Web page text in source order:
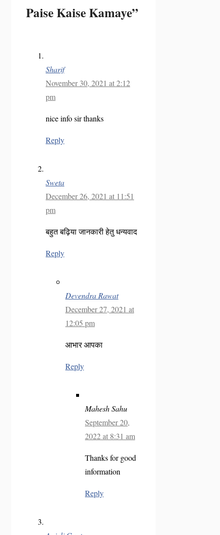
Paise Kaise Kamaye”
Sharif
November 30, 2021 at 2:12
pm
nice info sir thanks
Reply
Sweta
December 26, 2021 at 11:51
pm
बहुत बढ़िया जानकारी हेतु धन्यवाद
Reply
Devendra Rawat
December 27, 2021 at
12:05 pm
आभार आपका
Reply
Mahesh Sahu
September 20,
2022 at 8:31 am
Thanks for good
information
Reply